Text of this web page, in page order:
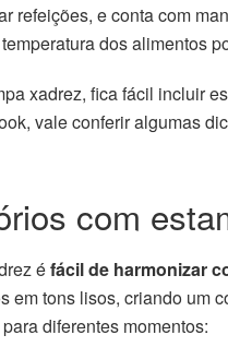
refeições, e conta com
dos alimentos
xadrez, fica fácil incluir
vale conferir algumas
com
éfácil de harmonizar
em tons lisos, criando um
diferentes momentos: